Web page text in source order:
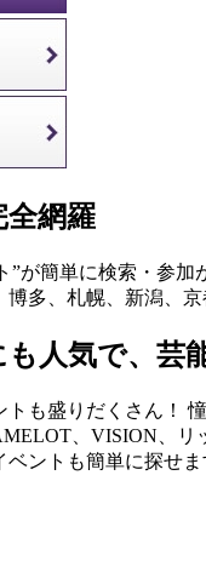
網羅
が簡単に検索・参
多、札幌、新潟、
人気で、芸
も盛りだくさん！
、VISION、リ
ントも簡単に探せま